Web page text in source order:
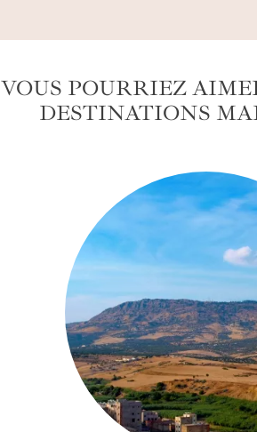
VOUS POURRIEZ
DESTINATIONS